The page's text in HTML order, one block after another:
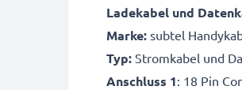
Ladekabel und
Marke: subtel
Typ: Stromkabel und
Anschluss 1: 18 Pin